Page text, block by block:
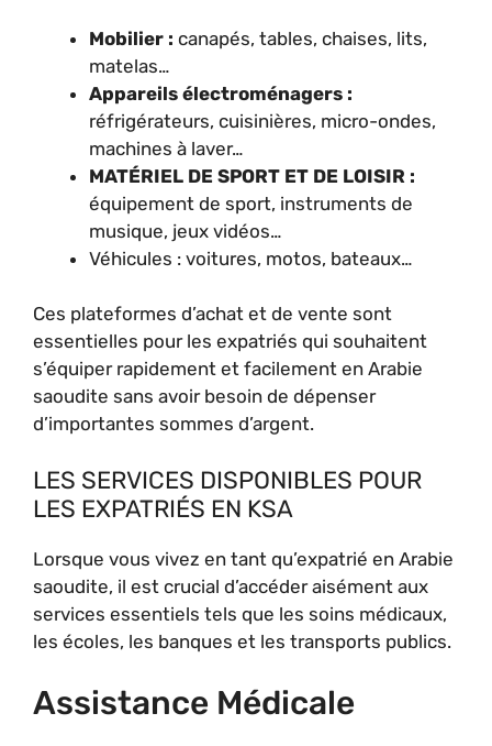
Mobilier : canapés, tables, chaises, lits,
matelas…
Appareils électroménagers :
réfrigérateurs, cuisinières, micro-ondes,
machines à laver…
MATÉRIEL DE SPORT ET DE LOISIR :
équipement de sport, instruments de
musique, jeux vidéos…
Véhicules : voitures, motos, bateaux…
Ces plateformes d’achat et de vente sont
essentielles pour les expatriés qui souhaitent
s’équiper rapidement et facilement en Arabie
saoudite sans avoir besoin de dépenser
d’importantes sommes d’argent.
LES SERVICES DISPONIBLES POUR
LES EXPATRIÉS EN KSA
Lorsque vous vivez en tant qu’expatrié en Arabie
saoudite, il est crucial d’accéder aisément aux
services essentiels tels que les soins médicaux,
les écoles, les banques et les transports publics.
Assistance Médicale